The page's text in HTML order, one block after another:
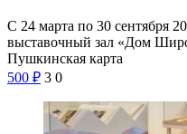
С 24 марта по 30 сентября
выставочный зал «Дом
Пушкинская карта
500 ₽ 3 0